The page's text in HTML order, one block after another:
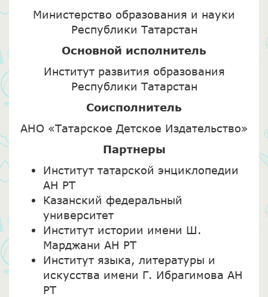
Министерство образования и науки
Республики Татарстан
Основной исполнитель
Институт развития образования
Республики Татарстан
Соисполнитель
АНО «Татарское Детское Издательство»
Партнеры
Институт татарской энциклопедии
АН РТ
Казанский федеральный
университет
Институт истории имени Ш.
Марджани АН РТ
Институт языка, литературы и
искусства имени Г. Ибрагимова АН
РТ